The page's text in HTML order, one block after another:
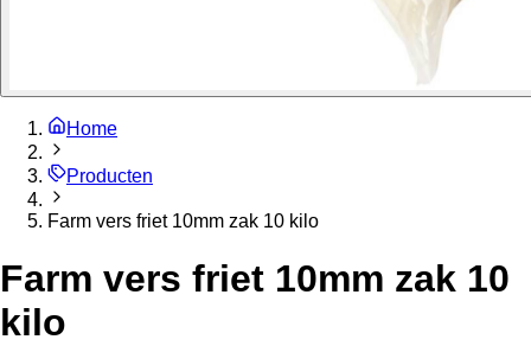
Home
Producten
Farm vers friet 10mm zak 10 kilo
Farm vers friet 10mm zak 10
kilo